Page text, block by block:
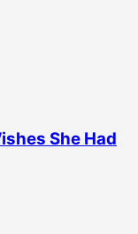
She Had